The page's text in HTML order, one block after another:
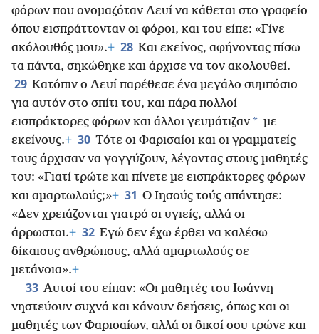
φόρων που ονομαζόταν Λευί να κάθεται στο γραφείο
όπου εισπράττονταν οι φόροι, και του είπε: «Γίνε
ακόλουθός μου».+ 28 Και εκείνος, αφήνοντας πίσω
τα πάντα, σηκώθηκε και άρχισε να τον ακολουθεί.
29 Κατόπιν ο Λευί παρέθεσε ένα μεγάλο συμπόσιο
για αυτόν στο σπίτι του, και πάρα πολλοί
εισπράκτορες φόρων και άλλοι γευμάτιζαν * με
εκείνους.+ 30 Τότε οι Φαρισαίοι και οι γραμματείς
τους άρχισαν να γογγύζουν, λέγοντας στους μαθητές
του: «Γιατί τρώτε και πίνετε με εισπράκτορες φόρων
και αμαρτωλούς;»+ 31 Ο Ιησούς τούς απάντησε:
«Δεν χρειάζονται γιατρό οι υγιείς, αλλά οι
άρρωστοι.+ 32 Εγώ δεν έχω έρθει να καλέσω
δίκαιους ανθρώπους, αλλά αμαρτωλούς σε
μετάνοια».+
33 Αυτοί του είπαν: «Οι μαθητές του Ιωάννη
νηστεύουν συχνά και κάνουν δεήσεις, όπως και οι
μαθητές των Φαρισαίων, αλλά οι δικοί σου τρώνε και